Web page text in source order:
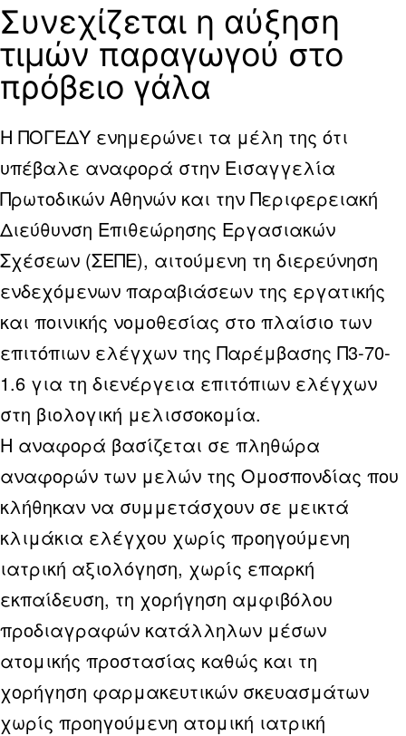
Συνεχίζεται η αύξηση
τιμών παραγωγού στο
πρόβειο γάλα
Η ΠΟΓΕΔΥ ενημερώνει τα μέλη της ότι
υπέβαλε αναφορά στην Εισαγγελία
Πρωτοδικών Αθηνών και την Περιφερειακή
Διεύθυνση Επιθεώρησης Εργασιακών
Σχέσεων (ΣΕΠΕ), αιτούμενη τη διερεύνηση
ενδεχόμενων παραβιάσεων της εργατικής
και ποινικής νομοθεσίας στο πλαίσιο των
επιτόπιων ελέγχων της Παρέμβασης Π3-70-
1.6 για τη διενέργεια επιτόπιων ελέγχων
στη βιολογική μελισσοκομία.
Η αναφορά βασίζεται σε πληθώρα
αναφορών των μελών της Ομοσπονδίας που
κλήθηκαν να συμμετάσχουν σε μεικτά
κλιμάκια ελέγχου χωρίς προηγούμενη
ιατρική αξιολόγηση, χωρίς επαρκή
εκπαίδευση, τη χορήγηση αμφιβόλου
προδιαγραφών κατάλληλων μέσων
ατομικής προστασίας καθώς και τη
χορήγηση φαρμακευτικών σκευασμάτων
χωρίς προηγούμενη ατομική ιατρική